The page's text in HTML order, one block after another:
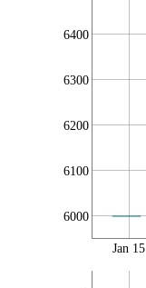
6000
6100
6200
6300
6400
Jan 15